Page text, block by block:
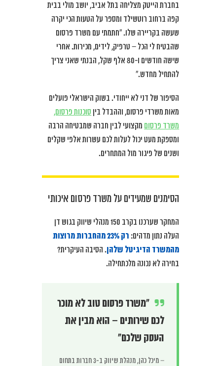
בחברת הייטק מצליחה בתל אביב, יושב מולי בבית
קפה ברחוב רוטשילד ומספר על הטעות הכי יקרה
שעשה בקריירה שלו. “חתמתי עם משרד פרסום
שהבטיח לי הכל – טרפיק, לידים, מכירות. אחרי
שישה חודשים ו-80 אלף שקל, הבנתי שאני צריך
להתחיל מחדש.”
הסיפור של דני לא ייחודי. בשוק הישראלי פועלים
מאות משרדי פרסום, וההבדל בין סוכנות פרסום,
משרד פרסום מקצועי לבין חברה שמבטיחה הרבה
ומספקת מעט יכול לעלות לכם עשרות אלפי שקלים
ושנים של פיגור מול המתחרים.
הסימנים שמעידים על משרד פרסום איכותי
המחקר שערכנו בקרב 150 מנהלי שיווק בגוש דן
העלה נתון מדהים:
רק 23% מהחברות מרוצות
מהמשרד הדיגיטל שלהן. הסיבה העיקרית?
בחירה לא נכונה מלכתחילה.
“משרד פרסום טוב לא מוכר
לכם שירותים – הוא מבין את
העסק שלכם”
– מיכל כהן, מנהלת שיווק ב-3 חברות בתחום